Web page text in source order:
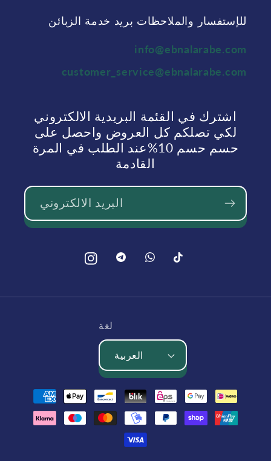
للإستفسار والملاحظات بريد خدمة الزبائن
info@ebnalarabe.com
customer_service@ebnalarabe.com
اشترك في القئمة البريدية الالكتروني
لكي تصلكم كل العروض واحصل على
حسم حسم 10%عند الطلب في المرة
القادمة
البريد الالكتروني
انستغرامبينتيريستبينتيريست
تيك
لغة
العربية
طرق
الدفع